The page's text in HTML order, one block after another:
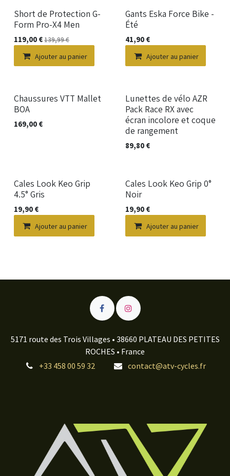
Short de Protection G-
Form Pro-X4 Men
119,00 €139,99€
Ajouter au panier
Nouveau !
Gants Eska Force Bike -
Été
41,90€
Ajouter au panier
Nouveau !
Chaussures VTT Mallet
BOA
169,00 €
Nouveau !
Lunettes de vélo AZR
Pack Race RX avec
écran incolore et coque
de rangement
89,80€
Nouveau !
Cales Look Keo Grip
4.5° Gris
19,90 €
Ajouter au panier
Nouveau !
Cales Look Keo Grip 0°
Noir
19,90€
Ajouter au panier
5171 route des Trois Villages • 38660 PLATEAU DES PETITES
ROCHES • France
+33 458 00 59 32
contact@atv-cycles.fr